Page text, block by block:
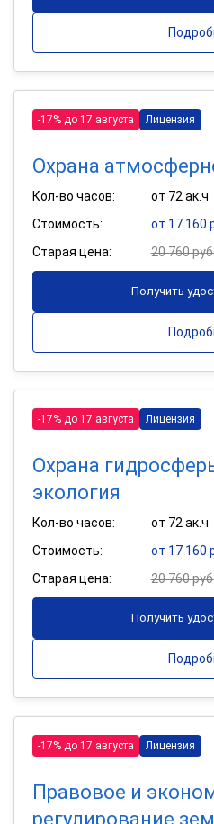
-17% до 17 августа Лицензия
Охрана
Кол-во часов:
от 72 ак.ч
Стоимость:
от 17 160
Старая цена:
20 760
Получить
-17% до 17 августа Лицензия
Охрана
экология
Кол-во часов:
от 72 ак.ч
Стоимость:
от 17 160
Старая цена:
20 760
Получить
-17% до 17 августа Лицензия
Правовое и
регулирование